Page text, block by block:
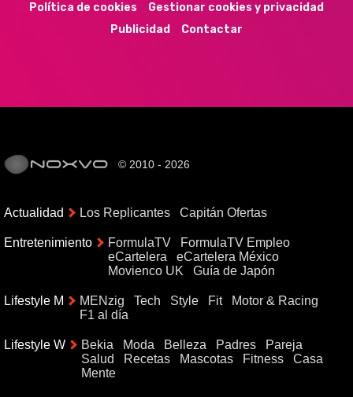
Política de cookies
Gestionar cookies y privacidad
Publicidad
Contactar
© 2010 - 2026
Actualidad Los Replicantes Capitán Ofertas
Entretenimiento FormulaTV
FormulaTV Empleo
eCartelera
eCartelera México
Movienco UK
Guía de Japón
Lifestyle M MENzig Tech Style Fit
Motor & Racing
F1 al día
Lifestyle W Bekia Moda Belleza Padres
Pareja
Salud
Recetas Mascotas Fitness
Casa
Mente